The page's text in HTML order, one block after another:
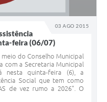
03 AGO 2015
feira (06/07)
do Conselho Municipal
com a Secretaria Municipal
nesta quinta-feira (6), a
Social que tem como
de vez rumo a 2026". O